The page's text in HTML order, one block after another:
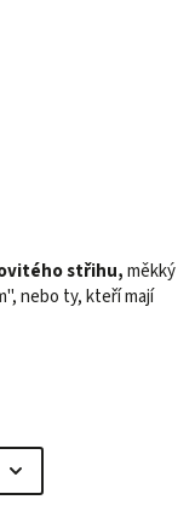
střihu,měkký
nebo ty, kteří mají